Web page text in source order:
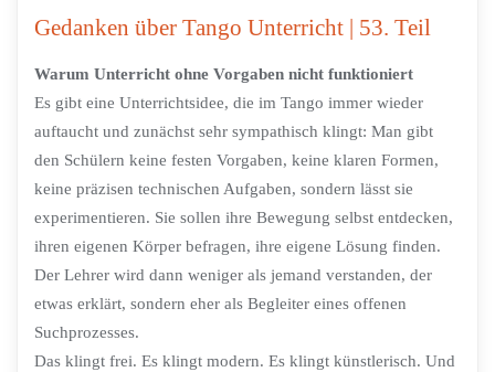
Gedanken über Tango Unterricht | 53. Teil
Warum Unterricht ohne Vorgaben nicht funktioniert
Es gibt eine Unterrichtsidee, die im Tango immer wieder
auftaucht und zunächst sehr sympathisch klingt: Man gibt
den Schülern keine festen Vorgaben, keine klaren Formen,
keine präzisen technischen Aufgaben, sondern lässt sie
experimentieren. Sie sollen ihre Bewegung selbst entdecken,
ihren eigenen Körper befragen, ihre eigene Lösung finden.
Der Lehrer wird dann weniger als jemand verstanden, der
etwas erklärt, sondern eher als Begleiter eines offenen
Suchprozesses.
Das klingt frei. Es klingt modern. Es klingt künstlerisch. Und